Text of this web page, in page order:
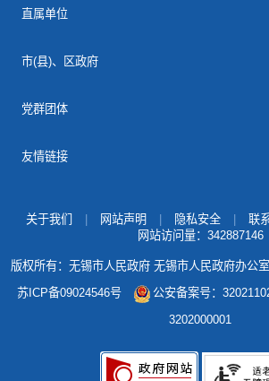
直属单位
市(县)、区政府
党群团体
友情链接
关于我们 网站声明 隐私安全 联
网站访问量： 342887146
版权所有：无锡市人民政府 无锡市人民政府办公
苏ICP备09024546号
公安备案号：
3202000001